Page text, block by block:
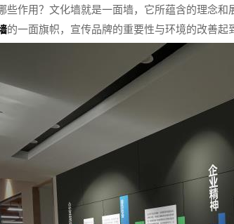
些作用？文化墙就是一面墙，它所蕴含的理念
的一面旗帜，宣传品牌的重要性与环境的改善起